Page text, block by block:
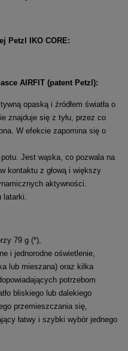
Petzl IKO CORE:
AIRFIT (patent Petzl):
opaską i źródłem światła o
znajduje się z tyłu, przez co
W efekcie zapomina się o
Jest wąska, co pozwala na
kontaktu z głową i większy
aktywności.
79 g (*),
i jednorodne oświetlenie,
lub mieszana) oraz kilka
potrzebom
bliskiego lub dalekiego
przemieszczania się,
łatwy i szybki wybór jednego